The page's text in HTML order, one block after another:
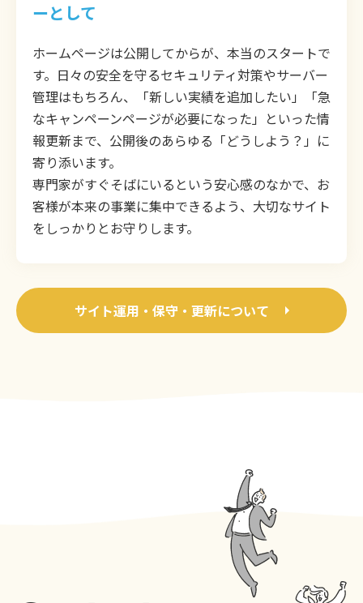
ーとして
ホームページは公開してからが、本当のスタートで
す。日々の安全を守るセキュリティ対策やサーバー
管理はもちろん、「新しい実績を追加したい」「急
なキャンペーンページが必要になった」といった情
報更新まで、公開後のあらゆる「どうしよう？」に
寄り添います。
専門家がすぐそばにいるという安心感のなかで、お
客様が本来の事業に集中できるよう、大切なサイト
をしっかりとお守りします。
サイト運用・保守・更新について